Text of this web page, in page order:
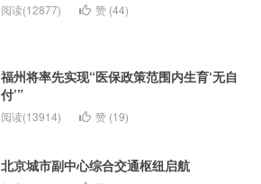
阅读(12877) 赞 (44)
福州将率先实现“医保政策范围内生育‘无自
付’”
阅读(13914) 赞 (19)
北京城市副中心综合交通枢纽启航